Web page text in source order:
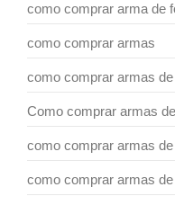
como comprar arma de
como comprar armas
como comprar armas
Como comprar armas
como comprar armas
como comprar armas